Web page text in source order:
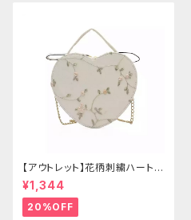
【アウトレット】花柄刺繍ハートバ
ッグ
¥1,344
20%OFF